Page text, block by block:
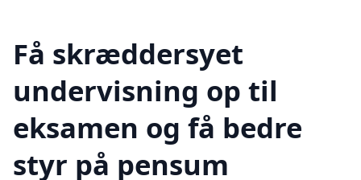
Få skræddersyet
undervisning op til
eksamen og få bedre
styr på pensum